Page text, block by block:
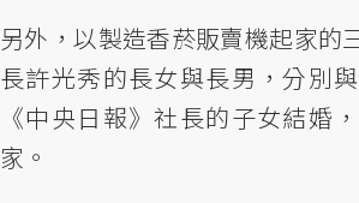
另外，以製造香菸販賣機起家的
長許光秀的長女與長男，分別
《中央日報》社長的子女結婚
家。